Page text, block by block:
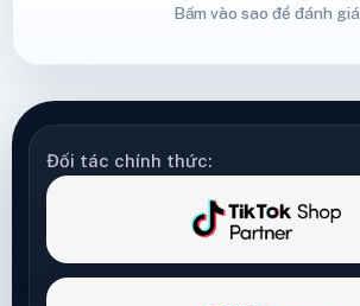
Bấm vào sao để đánh giá
Đối tác chính thức: